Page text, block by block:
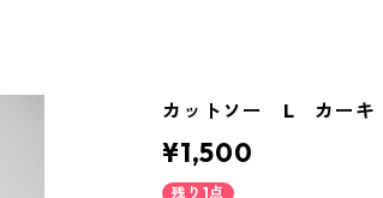
カットソー L カー
¥1,500
残り1点